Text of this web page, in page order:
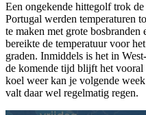
Een ongekende hittegolf trok
Portugal werden temperaturen
te maken met grote
bereikte de temperatuur voor
graden. Inmiddels is het in
de komende tijd blijft het
koel weer kan je volgende
valt daar wel regelmatig regen.